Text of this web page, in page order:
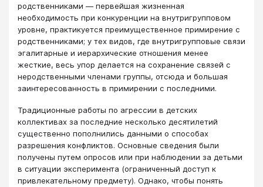
родст­венниками — первейшая жизненная
необходимость при конкуренции на внутригрупповом
уровне, практикуется преимущественное примирение с
родственниками; у тех видов, где внутригрупповые связи
эгалитарные и иерархические отношения менее
жесткие, весь упор делается на сохранение связей с
неродственными членами группы, отсюда и большая
заинтересованность в примирении с последними.
Традиционные работы по агрессии в детских
коллективах за последние несколько десятилетий
существенно пополнились данными о способах
разрешения конфликтов. Основные сведения были
получены путем опросов или при наблюдении за детьми
в ситуации эксперимента (ограниченный доступ к
привлекательному предмету). Однако, чтобы понять